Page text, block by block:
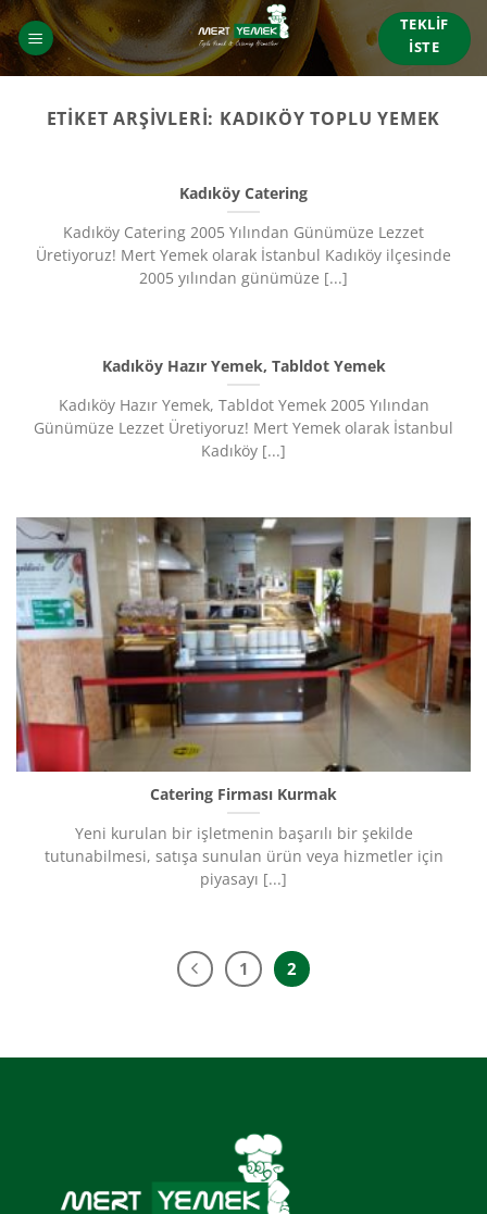
İçeriğe
atla
TEKLIF
İSTE
ETIKET ARŞIVLERI: KADIKÖY TOPLU YEMEK
Kadıköy Catering
Kadıköy Catering 2005 Yılından Günümüze Lezzet
Üretiyoruz!​ Mert Yemek olarak İstanbul Kadıköy ilçesinde
2005 yılından günümüze [...]
Kadıköy Hazır Yemek, Tabldot Yemek
Kadıköy Hazır Yemek, Tabldot Yemek 2005 Yılından
Günümüze Lezzet Üretiyoruz!​ Mert Yemek olarak İstanbul
Kadıköy [...]
Catering Firması Kurmak
Yeni kurulan bir işletmenin başarılı bir şekilde
tutunabilmesi, satışa sunulan ürün veya hizmetler için
piyasayı [...]
1 2